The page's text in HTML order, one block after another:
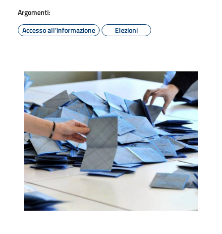
Argomenti:
Accesso all'informazione
Elezioni